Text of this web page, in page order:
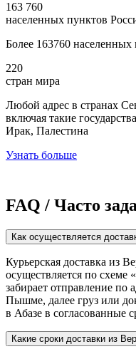
163 760
населенных пунктов
Более 163760
220
стран мира
Любой адрес в странах
включая такие
Ирак, Палестина
Узнать больше
FAQ / Часто
Как осуществляется
Курьерская доставка из
осуществляется по схеме
забирает отправление по
Пышме, далее груз или
в Абазе в согласованные
Какие сроки доставки из